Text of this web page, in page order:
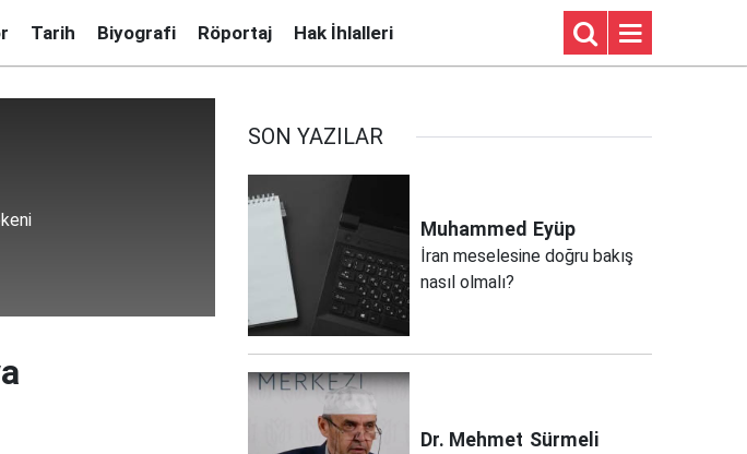
Tarih Biyografi Röportaj Hak İhlalleri
SON YAZILAR
Muhammed Eyüp
İran meselesine doğru bakış
nasıl olmalı?
Dr. Mehmet Sürmeli